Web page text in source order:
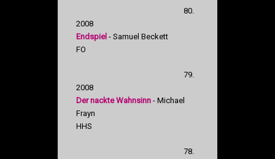
80.
2008
Endspiel - Samuel Beckett
FO
79.
2008
Der nackte Wahnsinn - Michael
Frayn
HHS
78.